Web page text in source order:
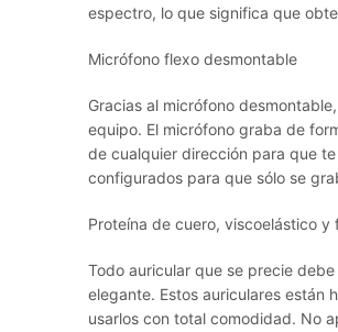
espectro, lo que significa que
Micrófono flexo desmontable
Gracias al micrófono
equipo. El micrófono graba de
de cualquier dirección para que
configurados para que sólo se
Proteína de cuero, viscoelástico y
Todo auricular que se precie
elegante. Estos auriculares están
usarlos con total comodidad. No